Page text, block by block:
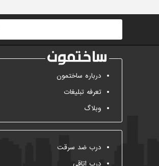
درباره ساختمون
تعرفه تبلیغات
وبلاگ
درب ضد سرقت
درب اتاقی